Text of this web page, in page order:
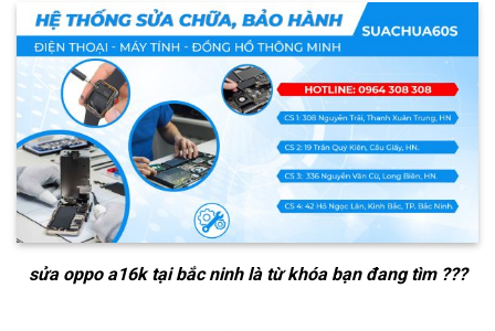
sửa oppo a16k tại bắc ninhlà từ khóa bạn đang tìm ???